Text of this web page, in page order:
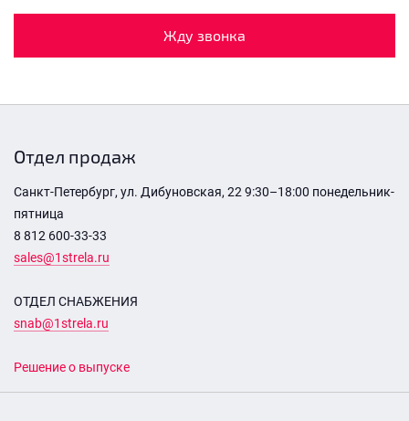
Жду звонка
Отдел продаж
Санкт-Петербург, ул. Дибуновская, 22 9:30–18:00 понедельник-
пятница
8 812 600-33-33
sales@1strela.ru
ОТДЕЛ СНАБЖЕНИЯ
snab@1strela.ru
Решение о выпуске